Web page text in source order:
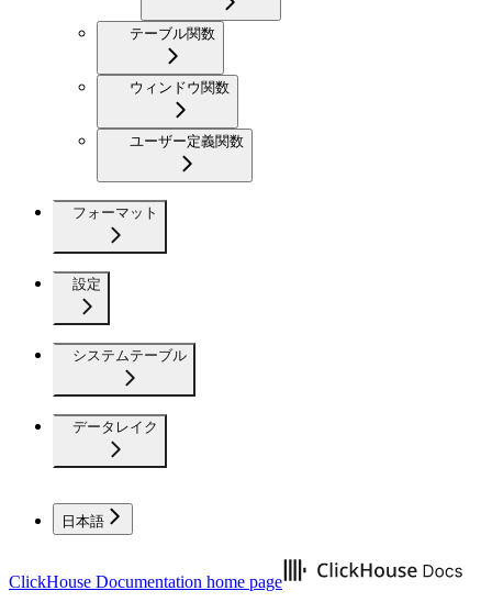
テーブル関数
ウィンドウ関数
ユーザー定義関数
フォーマット
設定
システムテーブル
データレイク
日本語
ClickHouse Documentation home page